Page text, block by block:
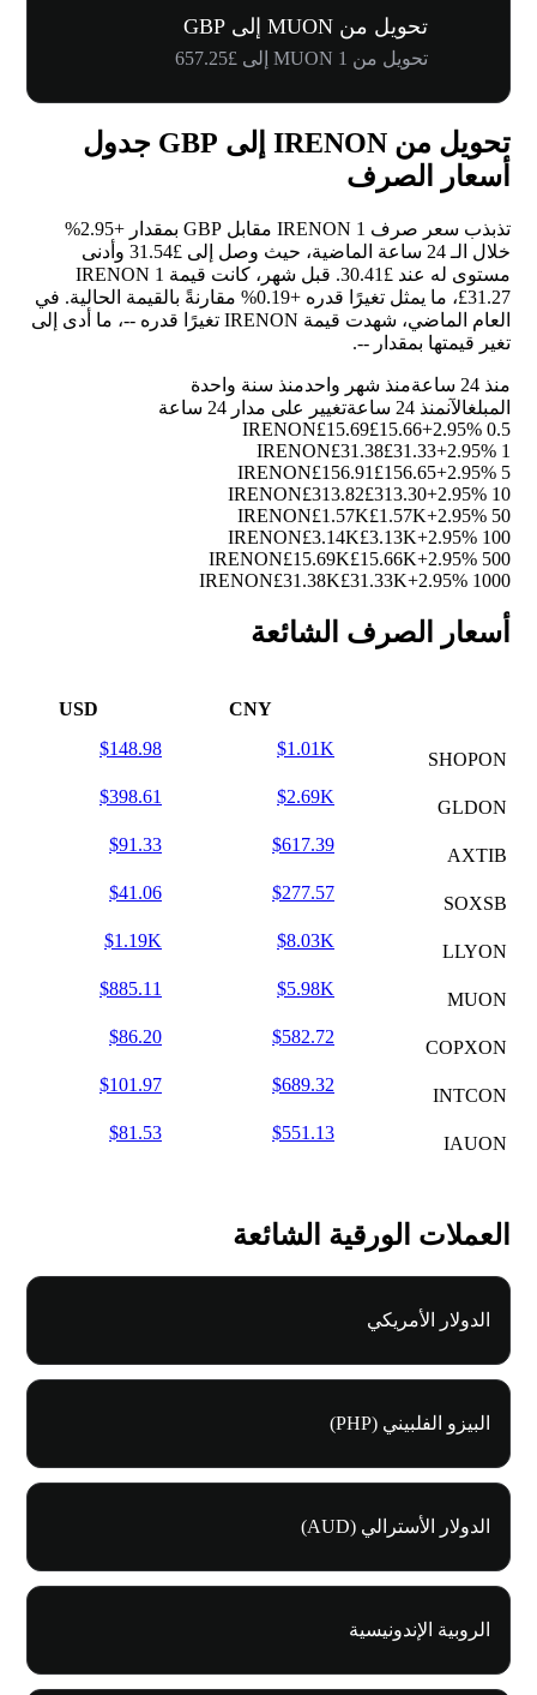
تحويل من MUON إلى GBP
تحويل من 1 MUON إلى £657.25
تحويل من IRENON إلى GBP جدول
أسعار الصرف
تذبذب سعر صرف 1 IRENON مقابل GBP بمقدار
+2.95%
خلال الـ 24 ساعة الماضية، حيث وصل إلى £31.54 وأدنى
مستوى له عند £30.41. قبل شهر، كانت قيمة 1 IRENON
£31.27، ما يمثل تغيرًا قدره
+0.19%
مقارنةً بالقيمة الحالية. في
العام الماضي، شهدت قيمة IRENON تغيرًا قدره
--، ما أدى إلى
تغير قيمتها بمقدار --
.
منذ 24 ساعة منذ شهر واحدمنذ سنة واحدة
المبلغالآنمنذ 24 ساعة
تغيير على مدار 24 ساعة
0.5 IRENON
£15.69£15.66+2.95%
1 IRENON
£31.38£31.33+2.95%
5 IRENON
£156.91 £156.65+2.95%
10 IRENON
£313.82£313.30+2.95%
50 IRENON
£1.57K£1.57K+2.95%
100 IRENON
£3.14K£3.13K+2.95%
500 IRENON
£15.69K£15.66K+2.95%
1000 IRENON
£31.38K£31.33K+2.95%
أسعار الصرف الشائعة
CNY
USD
SHOPON
$1.01K
$148.98
GLDON
$2.69K
$398.61
AXTIB
$617.39
$91.33
SOXSB
$277.57
$41.06
LLYON
$8.03K
$1.19K
MUON
$5.98K
$885.11
COPXON
$582.72
$86.20
INTCON
$689.32
$101.97
IAUON
$551.13
$81.53
العملات الورقية الشائعة
الدولار الأمريكي
البيزو الفلبيني (PHP)
الدولار الأسترالي (AUD)
الروبية الإندونيسية